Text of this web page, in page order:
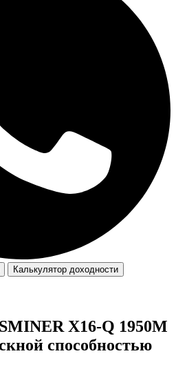
Калькулятор доходности
X16-Q 1950M
способностью